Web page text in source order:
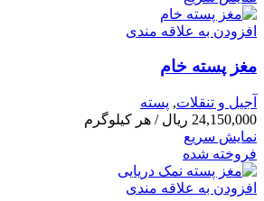
افزودن به علاقه مندی
مغز پسته خام
آجیل و تنقلات, پسته
24,150,000 ریال / هر کیلوگرم
نمایش سریع
فروخته شده
افزودن به علاقه مندی